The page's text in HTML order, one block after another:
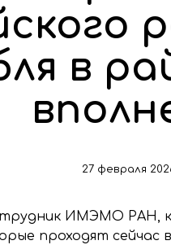
в
27 февраля
ИМЭМО РАН,
проходят